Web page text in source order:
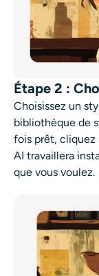
Étape 2 :
Choisissez un
bibliothèque de
fois prêt, cliquez
AI travaillera
que vous voulez.